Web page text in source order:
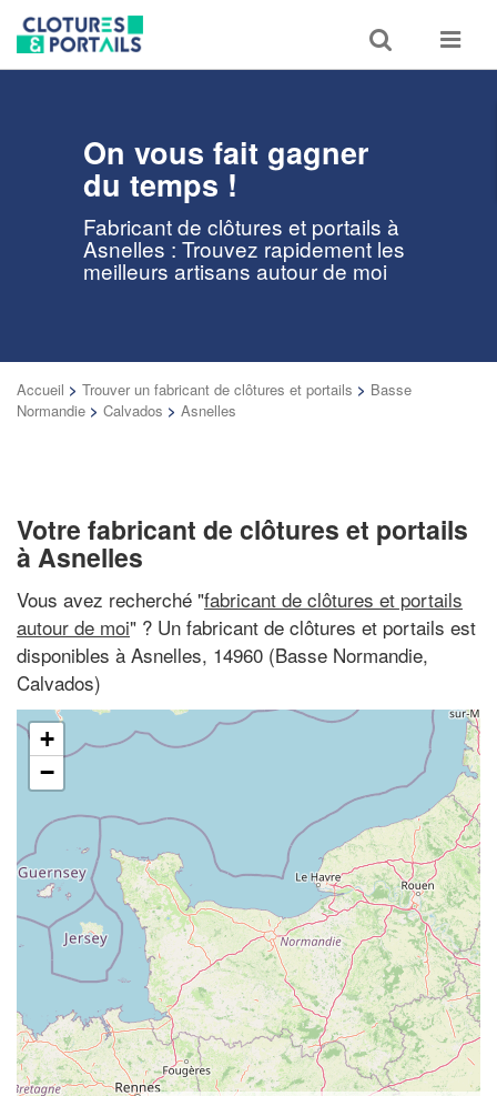
Toggle
search
Toggle
On vous fait gagner
du temps !
Fabricant de clôtures et portails à
Asnelles : Trouvez rapidement les
meilleurs artisans autour de moi
Accueil > Trouver un fabricant de clôtures et portails > Basse
Normandie > Calvados > Asnelles
Votre fabricant de clôtures et portails
à Asnelles
Vous avez recherché "fabricant de clôtures et portails
autour de moi" ? Un fabricant de clôtures et portails est
disponibles à Asnelles, 14960 (Basse Normandie,
Calvados)
+
−